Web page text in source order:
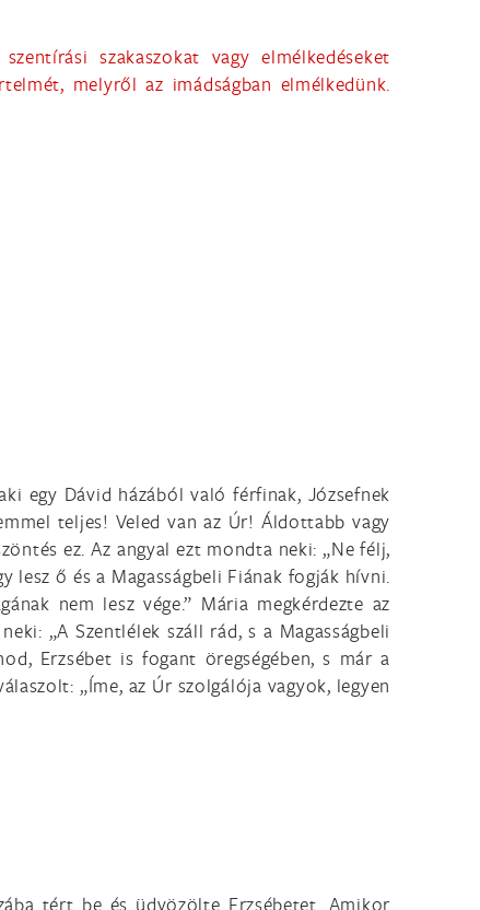
szakaszokat vagy elmélkedéseket
melyről az imádságban elmélkedünk.
egy Dávid házából való férfinak, Józsefnek
teljes! Veled van az Úr! Áldottabb vagy
ez. Az angyal ezt mondta neki: „Ne félj,
lesz ő és a Magasságbeli Fiának fogják hívni.
nem lesz vége.” Mária megkérdezte az
„A Szentlélek száll rád, s a Magasságbeli
Erzsébet is fogant öregségében, s már a
„Íme, az Úr szolgálója vagyok, legyen
tért be és üdvözölte Erzsébetet. Amikor